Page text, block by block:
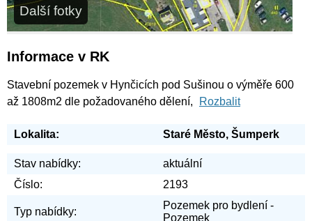
Další fotky
Informace v RK
Stavební pozemek v Hynčicích pod Sušinou o výměře 600
až 1808m2 dle požadovaného dělení,
Rozbalit
Lokalita: Staré Město, Šumperk
Stav nabídky:
aktuální
Číslo:
2193
Typ nabídky:
Pozemek pro bydlení -
Pozemek